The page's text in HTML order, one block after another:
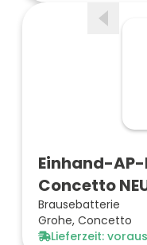
Einhand-
Concetto
Brausebatterie
Grohe, Concetto
Lieferzeit: